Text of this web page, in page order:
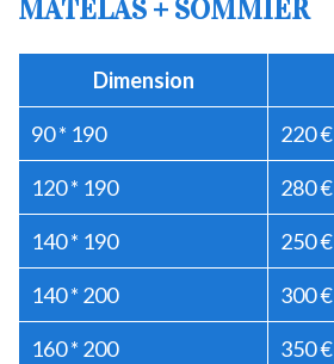
MATELAS + SOMMIER
Dimension
90 * 190 220 €
120 * 190 280 €
140 * 190 250 €
140 * 200 300 €
160 * 200 350 €